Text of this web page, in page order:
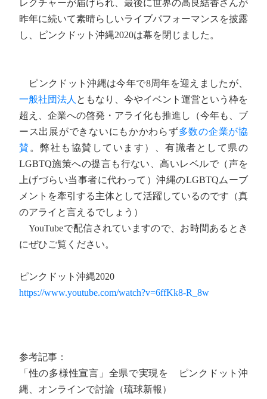
レクチャーが届けられ、最後に世界の高良結香さんが
昨年に続いて素晴らしいライブパフォーマンスを披露
し、ピンクドット沖縄2020は幕を閉じました。
ピンクドット沖縄は今年で8周年を迎えましたが、
一般社団法人 ともなり、今やイベント運営という枠を
超え、企業への啓発・アライ化も推進し（今年も、ブ
ース出展ができないにもかかわらず多数の企業が協
賛 。弊社も協賛しています）、有識者として県の
LGBTQ施策への提言も行ない、高いレベルで（声を
上げづらい当事者に代わって）沖縄のLGBTQムーブ
メントを牽引する主体として活躍しているのです（真
のアライと言えるでしょう）
YouTubeで配信されていますので、お時間あるとき
にぜひご覧ください。
ピンクドット沖縄2020
https://www.youtube.com/watch?v=6ffKk8-R_8w
参考記事：
「性の多様性宣言」全県で実現を ピンクドット沖
縄、オンラインで討論（琉球新報）